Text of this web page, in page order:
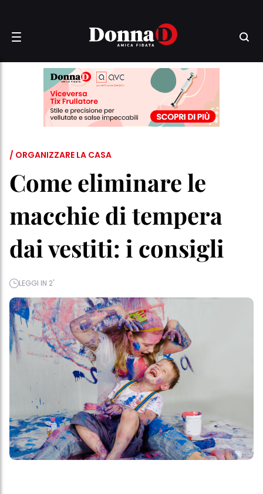
/ ORGANIZZARE LA CASA
Come eliminare le
macchie di tempera
dai vestiti: i consigli
LEGGI IN 2'